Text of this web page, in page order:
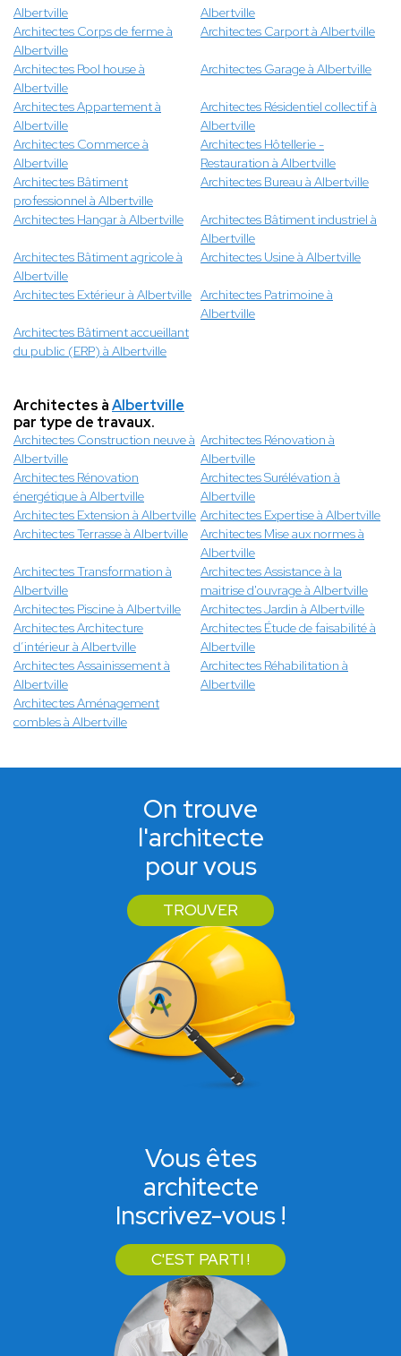
Albertville
Albertville
Architectes Corps de ferme à
Albertville
Architectes Carport à Albertville
Architectes Pool house à
Albertville
Architectes Garage à Albertville
Architectes Appartement à
Albertville
Architectes Résidentiel collectif à
Albertville
Architectes Commerce à
Albertville
Architectes Hôtellerie -
Restauration à Albertville
Architectes Bâtiment
professionnel à Albertville
Architectes Bureau à Albertville
Architectes Hangar à Albertville
Architectes Bâtiment industriel à
Albertville
Architectes Bâtiment agricole à
Albertville
Architectes Usine à Albertville
Architectes Extérieur à Albertville Architectes Patrimoine à
Albertville
Architectes Bâtiment accueillant
du public (ERP) à Albertville
Architectes àAlbertville
par type de travaux.
Architectes Construction neuve à
Albertville
Architectes Rénovation à
Albertville
Architectes Rénovation
énergétique à Albertville
Architectes Surélévation à
Albertville
Architectes Extension à Albertville Architectes Expertise à Albertville
Architectes Terrasse à Albertville
Architectes Mise aux normes à
Albertville
Architectes Transformation à
Albertville
Architectes Assistance à la
maitrise d'ouvrage à Albertville
Architectes Piscine à Albertville
Architectes Jardin à Albertville
Architectes Architecture
d’intérieur à Albertville
Architectes Étude de faisabilité à
Albertville
Architectes Assainissement à
Albertville
Architectes Réhabilitation à
Albertville
Architectes Aménagement
combles à Albertville
On trouve
l'architecte
pour vous
TROUVER
Vous êtes
architecte
Inscrivez-vous !
C'EST PARTI !